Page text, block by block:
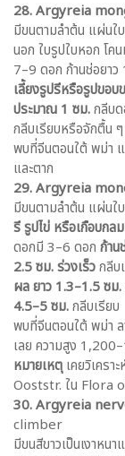
28. Argyreia
มีขนตามลำต้น แผ่นใ
นอก ใบรูปใบหอก โค
7–9 ดอก ก้านช่อยาว
เลี้ยงรูปรีหรือรูปขอบ
ประมาณ 1 ซม.กลีบ
กลีบเรียบหรือจักตื้น ๆ
พบที่จีนตอนใต้ พม่า แ
และตาก
29. Argyreia
มีขนตามลำต้น แผ่นใ
รี รูปไข่ หรือเกือบกล
ดอกมี 3–6 ดอก ก้าน
2.5 ซม. ร่วงเร็วกลีบ
ผล ยาว 1.3–1.5 ซม
4.5–5 ซม.กลีบเรียบ
พบที่จีนตอนใต้ พม่า ล
เลย ความสูง
หมายเหตุเคยวิเครา
Ooststr. ใน Flora
30. Argyreia
climber
มีขนสีขาวเป็นเงาหน